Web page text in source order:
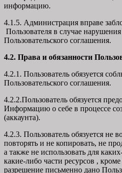
информацию.
4.1.5. Администрация вправе
Пользователя в случае
Пользовательского соглашения.
4.2. Права и обязанности
4.2.1. Пользователь обязуется
Пользовательского соглашения.
4.2.2.Пользователь обязуется
Информацию о себе в процессе
(аккаунта).
4.2.3. Пользователь обязуется не
повторять и не копировать, не
а также не использовать для
какие-либо части ресурсов , кроме
разрешение письменно дано